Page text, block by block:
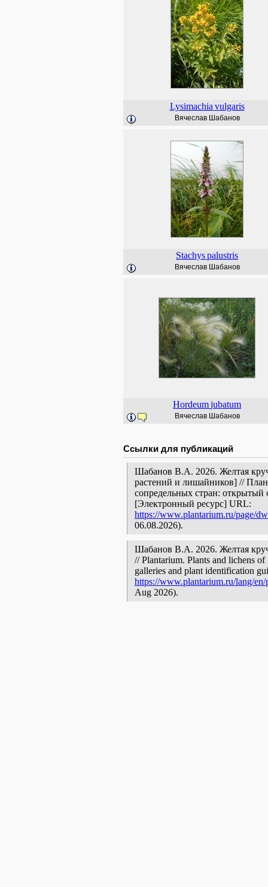
Lysimachia vulgaris
Вячеслав Шабанов
Stachyspalustris
Вячеслав Шабанов
Hordeumjubatum
Вячеслав Шабанов
Ссылки для публикаций
Шабанов В.А. 2026. Желтая
растений и лишайников] //
сопредельных стран: открытый
[Электронный ресурс] URL:
https://www.plantarium.ru/page/
06.08.2026).
Шабанов В.А. 2026. Желтая
// Plantarium. Plants and lichens
galleries and plant identification
https://www.plantarium.ru/lang/
Aug 2026).